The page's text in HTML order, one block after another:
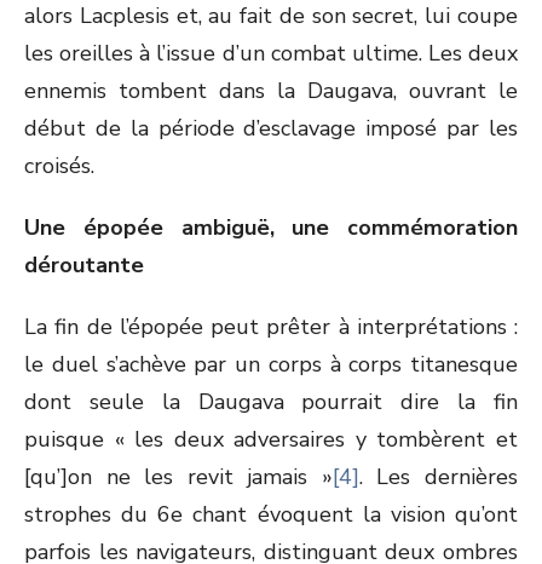
alors Lacplesis et, au fait de son secret, lui coupe
les oreilles à l’issue d’un combat ultime. Les deux
ennemis tombent dans la Daugava, ouvrant le
début de la période d’esclavage imposé par les
croisés.
Une épopée ambiguë, une commémoration
déroutante
La fin de l’épopée peut prêter à interprétations :
le duel s’achève par un corps à corps titanesque
dont seule la Daugava pourrait dire la fin
puisque « les deux adversaires y tombèrent et
[qu’]on ne les revit jamais »[4]. Les dernières
strophes du 6e chant évoquent la vision qu’ont
parfois les navigateurs, distinguant deux ombres